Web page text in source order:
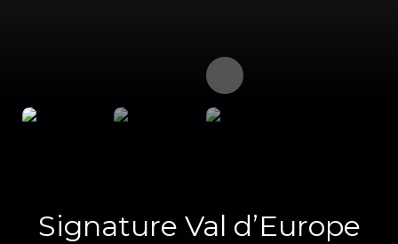
Signature Val d’Europe